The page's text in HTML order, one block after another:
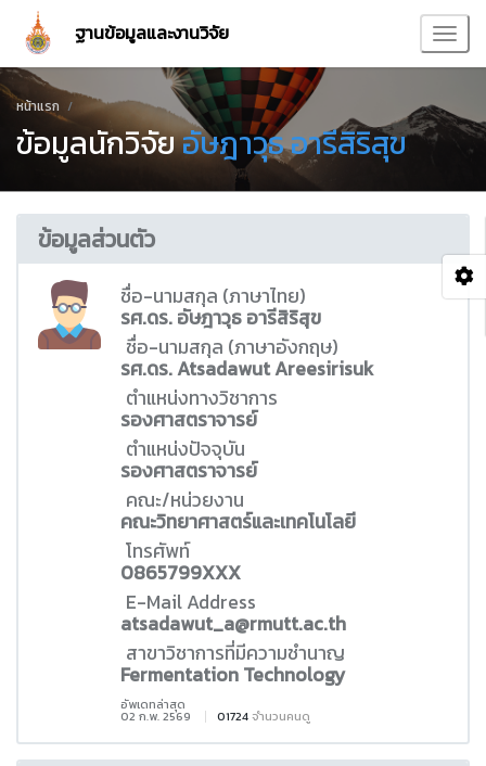
ฐานข้อมูลและงานวิจัย
หน้าแรก
ข้อมูลนักวิจัยอัษฎาวุธ อารีสิริสุข
ข้อมูลส่วนตัว
ชื่อ-นามสกุล (ภาษาไทย)
รศ.ดร. อัษฎาวุธ อารีสิริสุข
ชื่อ-นามสกุล (ภาษาอังกฤษ)
รศ.ดร. Atsadawut Areesirisuk
ตำแหน่งทางวิชาการ
รองศาสตราจารย์
ตำแหน่งปัจจุบัน
รองศาสตราจารย์
คณะ/หน่วยงาน
คณะวิทยาศาสตร์และเทคโนโลยี
โทรศัพท์
0865799XXX
E-Mail Address
atsadawut_a@rmutt.ac.th
สาขาวิชาการที่มีความชำนาญ
Fermentation Technology
อัพเดทล่าสุด
02 ก.พ. 2569 01724จำนวนคนดู